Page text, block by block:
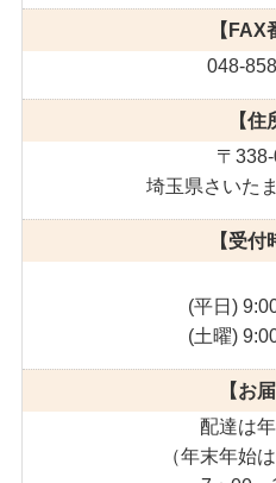
【FAX
048-
【住
〒
埼玉県さいた
【受付
(平日)
(土曜)
【お
配達は
（年末年始